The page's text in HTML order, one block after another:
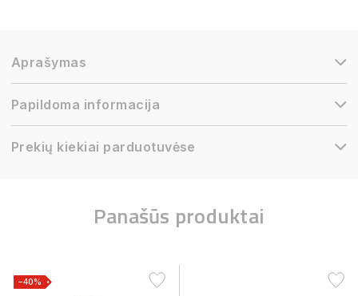
Aprašymas
Papildoma informacija
Prekių kiekiai parduotuvėse
Panašūs produktai
−40%